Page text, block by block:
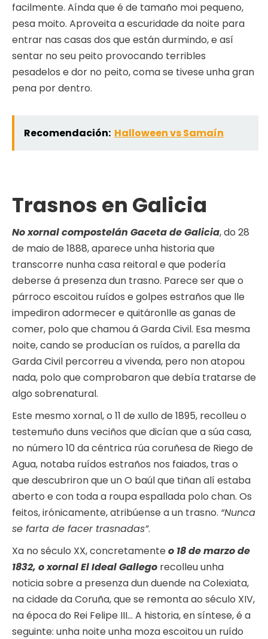
facilmente. Aínda que é de tamaño moi pequeno,
pesa moito. Aproveita a escuridade da noite para
entrar nas casas dos que están durmindo, e así
sentar no seu peito provocando terribles
pesadelos e dor no peito, coma se tivese unha gran
pena por dentro.
Recomendación: Halloween vs Samaín
Trasnos en Galicia
No xornal compostelán Gaceta de Galicia, do 28
de maio de 1888, aparece unha historia que
transcorre nunha casa reitoral e que podería
deberse á presenza dun trasno. Parece ser que o
párroco escoitou ruídos e golpes estraños que lle
impediron adormecer e quitáronlle as ganas de
comer, polo que chamou á Garda Civil. Esa mesma
noite, cando se producían os ruídos, a parella da
Garda Civil percorreu a vivenda, pero non atopou
nada, polo que comprobaron que debía tratarse de
algo sobrenatural.
Este mesmo xornal, o 11 de xullo de 1895, recolleu o
testemuño duns veciños que dicían que a súa casa,
no número 10 da céntrica rúa coruñesa de Riego de
Agua, notaba ruídos estraños nos faiados, tras o
que descubriron que un O baúl que tiñan alí estaba
aberto e con toda a roupa espallada polo chan. Os
feitos, irónicamente, atribúense a un trasno. “Nunca
se farta de facer trasnadas”.
Xa no século XX, concretamenteo 18 de marzo de
1832, o xornal El Ideal Gallego recolleu unha
noticia sobre a presenza dun duende na Colexiata,
na cidade da Coruña, que se remonta ao século XIV,
na época do Rei Felipe III… A historia, en síntese, é a
seguinte: unha noite unha moza escoitou un ruído